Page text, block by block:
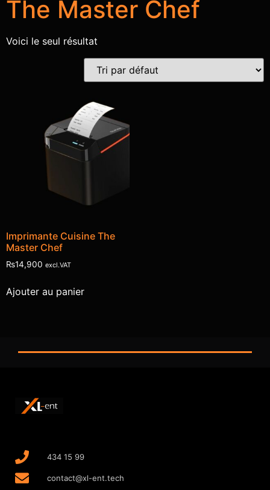
The Master Chef
Voici le seul résultat
Imprimante Cuisine The
Master Chef
₨14,900 excl.VAT
Ajouter au panier
434 15 99
contact@xl-ent.tech